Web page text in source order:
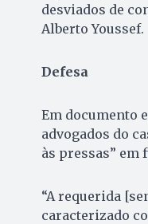
desviados de
Alberto Youssef.
Defesa
Em documento
advogados do
às pressas” em
“A requerida
caracterizado